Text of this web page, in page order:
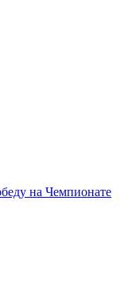
на Чемпионате